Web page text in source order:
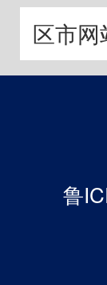
区市网
鲁